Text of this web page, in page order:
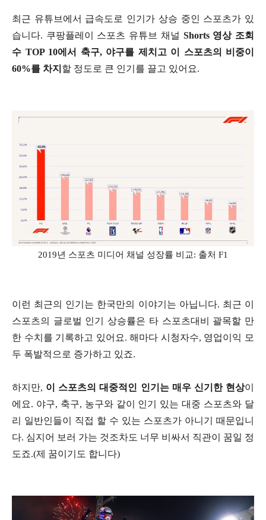
최근 유튜브에서 급속도로 인기가 상승 중인 스포츠가 있
습니다. 쿠팡플레이 스포츠 유튜브 채널 Shorts 영상 조회
수 TOP 10에서 축구, 야구를 제치고 이 스포츠의 비중이
60%를 차지 할 정도로 큰 인기를 끌고 있어요.
2019년 스포츠 미디어 채널 성장률 비교: 출처 F1
이런 최근의 인기는 한국만의 이야기는 아닙니다. 최근 이
스포츠의 글로벌 인기 상승률은 타 스포츠대비 괄목할 만
한 수치를 기록하고 있어요. 해마다 시청자수, 영업이익 모
두 폭발적으로 증가하고 있죠.
하지만, 이 스포츠의 대중적인 인기는 매우 신기한 현상이
에요. 야구, 축구, 농구와 같이 인기 있는 대중 스포츠와 달
리 일반인들이 직접 할 수 있는 스포츠가 아니기 때문입니
다. 심지어 보러 가는 것조차도 너무 비싸서 직관이 꿈일 정
도죠.(제 꿈이기도 합니다)